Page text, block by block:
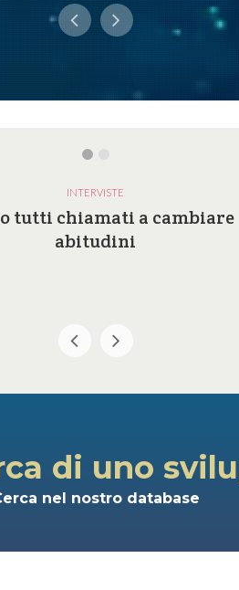
INTERVISTE
tutti chiamati a cambiare
abitudini
di uno
nel nostro database